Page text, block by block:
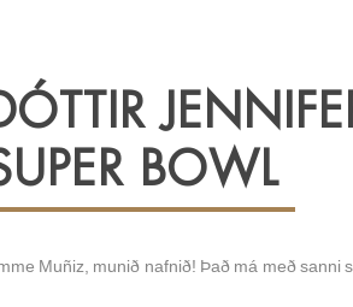
BOWL
Muñiz, munið nafnið! Það má með